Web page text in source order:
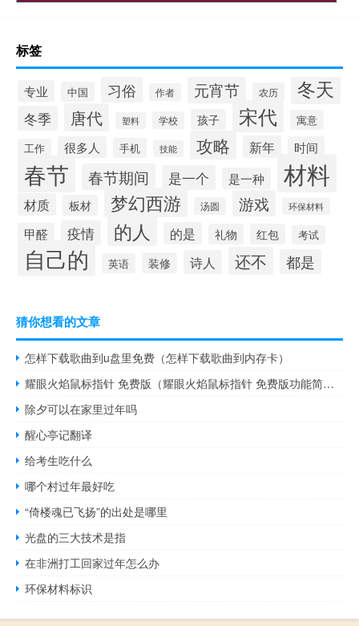
标签
专业 中国 习俗 作者 元宵节 农历 冬天
冬季 唐代 塑料 学校 孩子 宋代 寓意
工作 很多人 手机 技能 攻略 新年 时间
春节 春节期间 是一个 是一种 材料
材质 板材 梦幻西游 汤圆 游戏 环保材料
甲醛 疫情 的人 的是 礼物 红包 考试
自己的 英语 装修 诗人 还不 都是
猜你想看的文章
怎样下载歌曲到u盘里免费（怎样下载歌曲到内存卡）
耀眼火焰鼠标指针 免费版（耀眼火焰鼠标指针 免费版功能简介）
除夕可以在家里过年吗
醒心亭记翻译
给考生吃什么
哪个村过年最好吃
“倚楼魂已飞扬”的出处是哪里
光盘的三大技术是指
在非洲打工回家过年怎么办
环保材料标识